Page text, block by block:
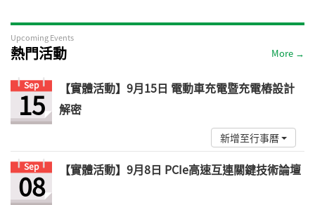
Upcoming Events
熱門活動 More →
Sep
15
【實體活動】9月15日 電動車充電暨充電樁設計
解密
新增至行事曆
Sep
08 【實體活動】9月8日 PCIe高速互連關鍵技術論壇